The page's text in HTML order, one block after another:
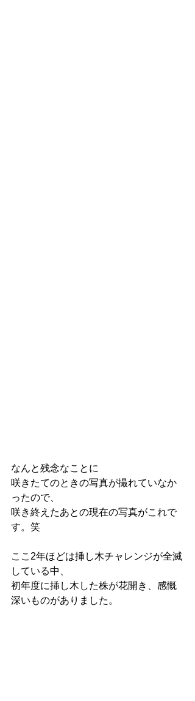
なんと残念なことに
咲きたてのときの写真が撮れていなか
ったので、
咲き終えたあとの現在の写真がこれで
す。笑
ここ2年ほどは挿し木チャレンジが全滅
している中、
初年度に挿し木した株が花開き、感慨
深いものがありました。